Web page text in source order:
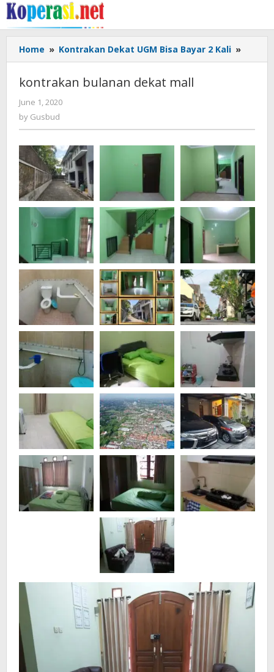
Skip
to
content
Home » Kontrakan Dekat UGM Bisa Bayar 2 Kali »
kontrakan bulanan dekat mall
June 1, 2020
by Gusbud